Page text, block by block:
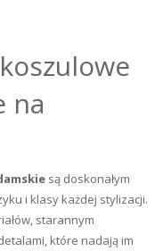
na
są doskonałym
i klasy każdej stylizacji.
starannym
które nadają im